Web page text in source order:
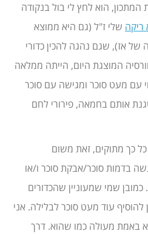
הוא לחץ לי בול בנקודה
שלי ז"ל (גם היא ממוצא
של אז), שגם נהגה להכין כדורי
המוצגת היום, הייתה ממלאה
מעט סוכר ומגישה עם סוכר
אותם בחמאה, פירורי לחם
כך מתוקים, זאת משום
בדמות סוכר/אבקת סוכר ו/או
שמי שמעוניין שהכדורים
להוסיף עוד מעט סוכר לבלילה. אני
באמת מעולה כמו שהוא. דרך